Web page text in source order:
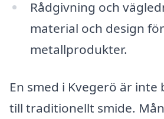
Rådgivning och
material och design för
metallprodukter.
En smed i Kvegerö är inte
till traditionellt smide.